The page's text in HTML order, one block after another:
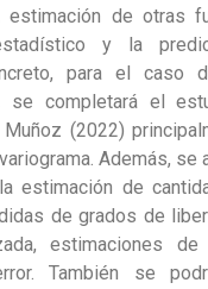
estimación de otras
y la
para el caso
se completará el
Muñoz (2022)
Además, se
estimación de
de grados de
estimaciones
También se